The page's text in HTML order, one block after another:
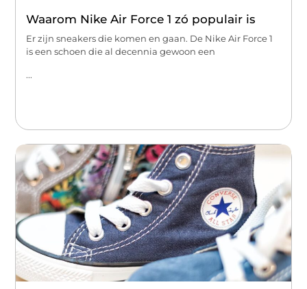
Waarom Nike Air Force 1 zó populair is
Er zijn sneakers die komen en gaan. De Nike Air Force 1
is een schoen die al decennia gewoon een
...